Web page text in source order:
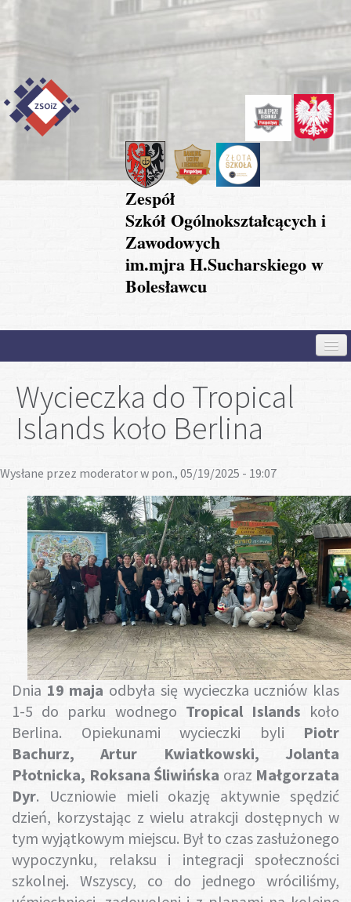
Zespół
Szkół Ogólnokształcących i
Zawodowych
im.mjra H.Sucharskiego w
Bolesławcu
Aktualności
Szkoła
Strefa ucznia
Strefa rodzica
Projekty
Plan lekcji
Gotuj z nami
Wycieczka do Tropical
Islands koło Berlina
Wysłane przez moderatorw pon., 05/19/2025 - 19:07
Dnia 19 maja odbyła się wycieczka uczniów klas
1-5 do parku wodnego Tropical Islands koło
Berlina. Opiekunami wycieczki byli Piotr
Bachurz, Artur Kwiatkowski, Jolanta
Płotnicka, Roksana Śliwińska oraz Małgorzata
Dyr. Uczniowie mieli okazję aktywnie spędzić
dzień, korzystając z wielu atrakcji dostępnych w
tym wyjątkowym miejscu. Był to czas zasłużonego
wypoczynku, relaksu i integracji społeczności
szkolnej. Wszyscy, co do jednego wróciliśmy,